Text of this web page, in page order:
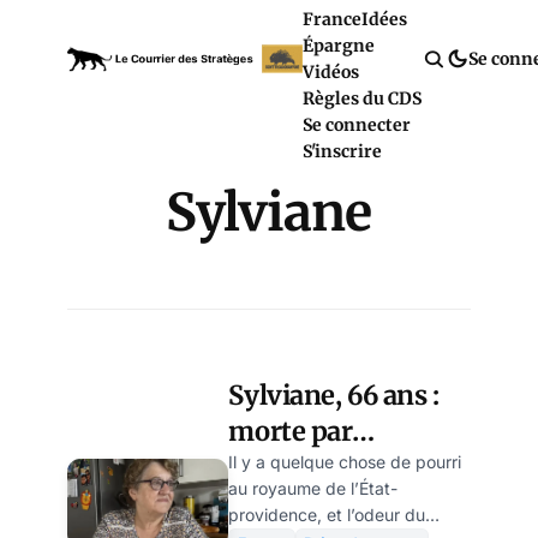
FranceIdées
Épargne
Vidéos
Règles du CDS
Se connecter
S'inscrire
Se
Sylviane
Sylviane, 66 ans :
morte par
overdose d'État,
par Veerle Daens
Il y a quelque chose de pourri
au royaume de l’État-
providence, et l’odeur du